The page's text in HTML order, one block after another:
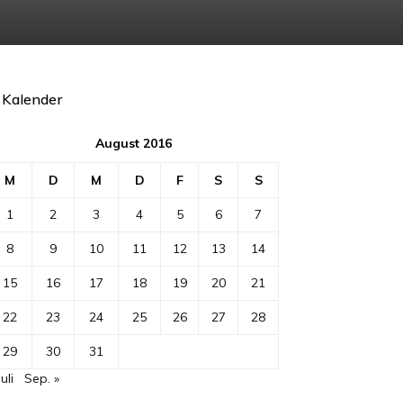
Kalender
August 2016
M D M D F S S
1 2 3 4 5 6 7
8 9 10 11 12 13 14
15 16 17 18 19 20 21
22 23 24 25 26 27 28
29 30
31
Sep. »